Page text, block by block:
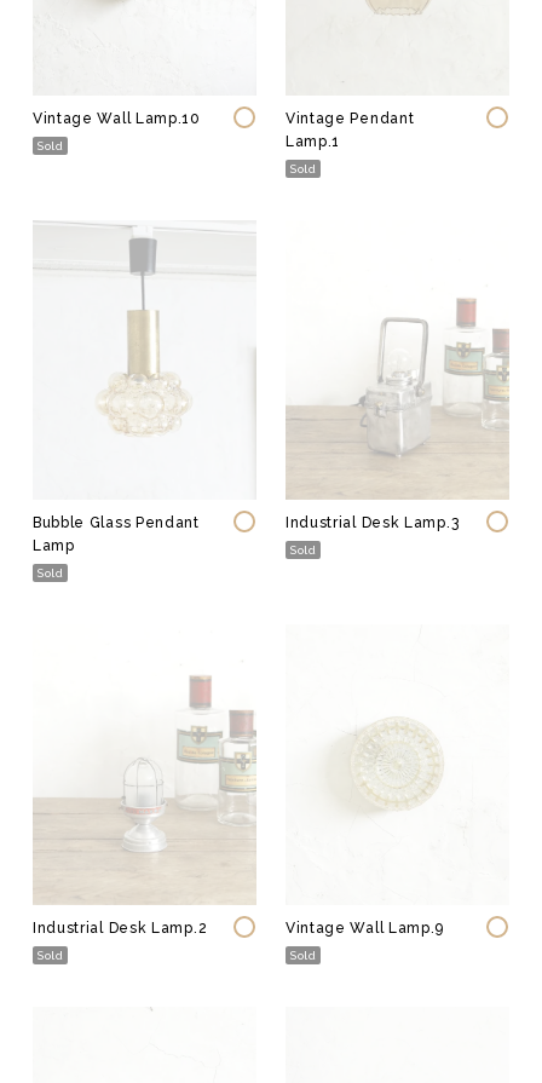
Vintage Wall Lamp.10
Sold
Vintage Pendant
Lamp.1
Sold
Bubble Glass Pendant
Lamp
Sold
Industrial Desk Lamp.3
Sold
Industrial Desk Lamp.2
Sold
Vintage Wall Lamp.9
Sold